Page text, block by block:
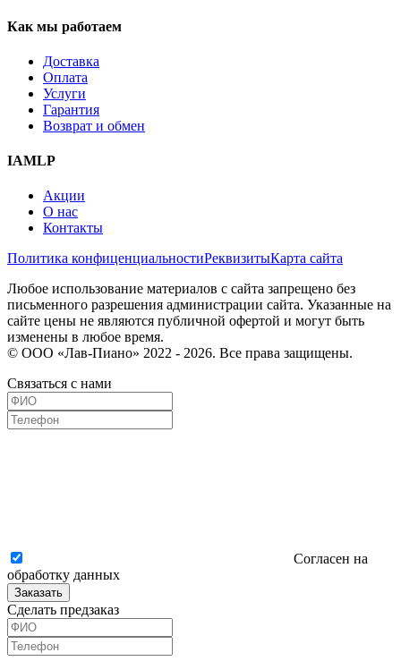
Как мы работаем
Доставка
Оплата
Услуги
Гарантия
Возврат и обмен
IAMLP
Акции
О нас
Контакты
Политика конфиценциальностиРеквизитыКарта сайта
Любое использование материалов с сайта запрещено без
письменного разрешения администрации сайта. Указанные на
сайте цены не являются публичной офертой и могут быть
изменены в любое время.
© ООО «Лав-Пиано» 2022 - 2026. Все права защищены.
Связаться с нами
Согласен на
обработку данных
Заказать
Сделать предзаказ